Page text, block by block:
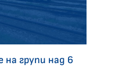
групи над 6